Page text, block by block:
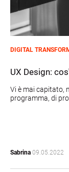
DIGITAL
UX Design:
Vi è mai capitato,
programma, di
Sabrina 09.05.2022